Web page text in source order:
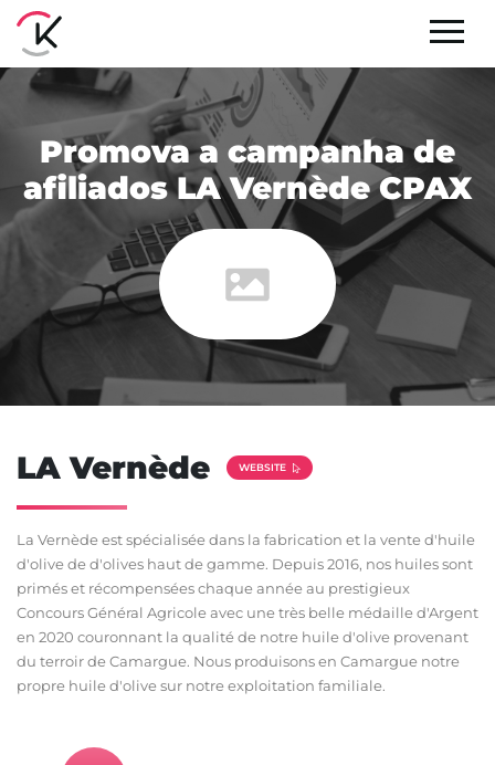
Promova a campanha de
afiliados LA Vernède CPAX
LA Vernède WEBSITE
La Vernède est spécialisée dans la fabrication et la vente d'huile
d'olive de d'olives haut de gamme. Depuis 2016, nos huiles sont
primés et récompensées chaque année au prestigieux
Concours Général Agricole avec une très belle médaille d'Argent
en 2020 couronnant la qualité de notre huile d'olive provenant
du terroir de Camargue. Nous produisons en Camargue notre
propre huile d'olive sur notre exploitation familiale.